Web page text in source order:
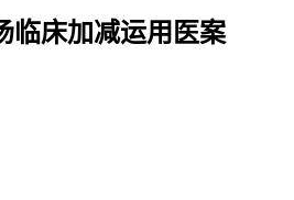
临床加减运用医案